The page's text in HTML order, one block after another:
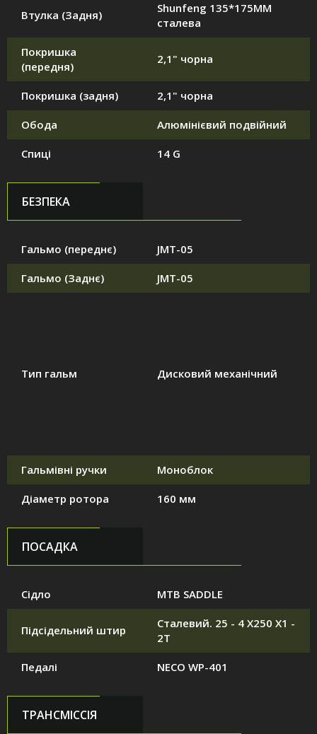
Втулка (Задня)
Shunfeng 135*175MM
сталева
Покришка
(передня)
2,1" чорна
Покришка (задня) 2,1" чорна
Обода Алюмінієвий подвійний
Спиці 14 G
БЕЗПЕКА
Гальмо (переднє) JMT-05
Гальмо (Заднє) JMT-05
Тип гальм Дисковий механічний
Гальмівні ручки Моноблок
Діаметр ротора 160 мм
ПОСАДКА
Сідло MTB SADDLE
Підсідельний штир
Сталевий. 25 - 4 X250 X1 -
2T
Педалі NECO WP-401
ТРАНСМІССІЯ